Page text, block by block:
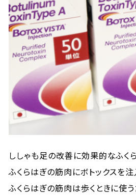
ししゃも足の改善に効果的なふく
ふくらはぎの筋肉にボトックスを
ふくらはぎの筋肉は歩くときに使